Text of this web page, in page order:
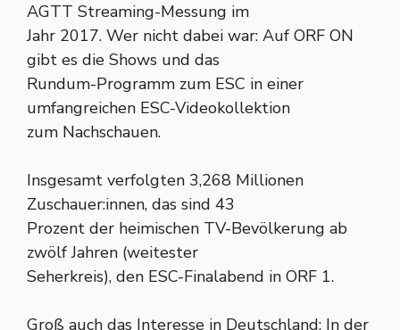
AGTT Streaming-Messung im
Jahr 2017. Wer nicht dabei war: Auf ORF ON
gibt es die Shows und das
Rundum-Programm zum ESC in einer
umfangreichen ESC-Videokollektion
zum Nachschauen.
Insgesamt verfolgten 3,268 Millionen
Zuschauer:innen, das sind 43
Prozent der heimischen TV-Bevölkerung ab
zwölf Jahren (weitester
Seherkreis), den ESC-Finalabend in ORF 1.
Groß auch das Interesse in Deutschland: In der